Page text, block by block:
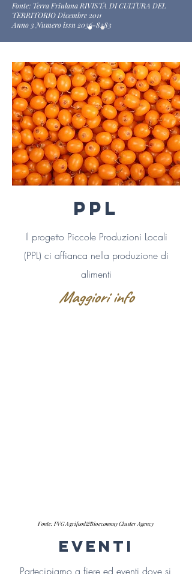
Fonte: Terra Friulana RIVISTA DI CULTURA DEL
TERRITORIO Dicembre 2011
Anno 3 Numero issn 2036-8283
PPL
Il progetto Piccole Produzioni Locali
(PPL) ci affianca nella produzione di
alimenti
Maggiori info
Fonte: FVG Agrifood&Bioeconomy Cluster Agency
eventi
Partecipiamo a fiere ed eventi dove si